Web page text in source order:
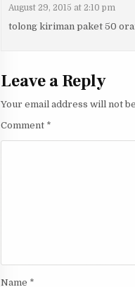
August 29, 2015 at 2:10 pm
tolong kiriman paket 50
Leave a Reply
Your email address will not
Comment *
Name *